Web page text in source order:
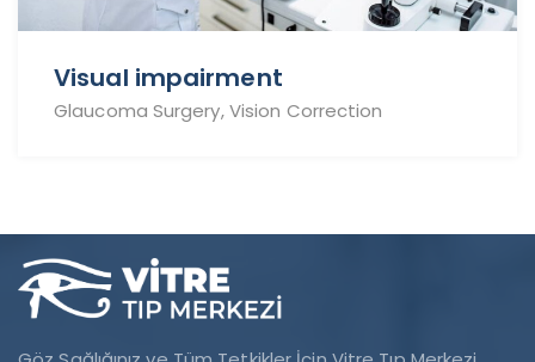
Visual impairment
Glaucoma Surgery, Vision Correction